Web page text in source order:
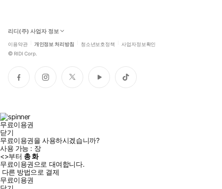
리디(주) 사업자 정보
이용약관 개인정보 처리방침 청소년보호정책 사업자정보확인
© RIDI Corp.
페
이
인
스
트
위
유
튜
틱
톡
무료이용권
닫기
무료이용권을 사용하시겠습니까?
사용 가능 : 장
<>부터 총화
무료이용권으로 대여합니다.
다른 방법으로 결제
무료이용권